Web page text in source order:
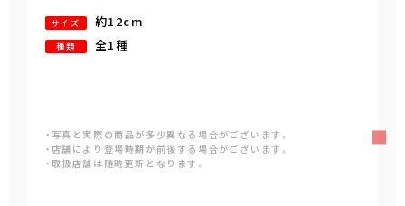
サイズ 約12cm
種類 全1種
・写真と実際の商品が多少異なる場合がございます。
・店舗により登場時期が前後する場合がございます。
・取扱店舗は随時更新となります。